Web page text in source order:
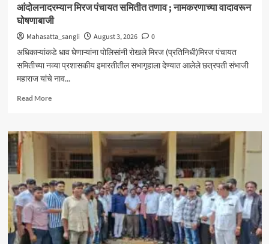
आंदोलनादरम्यान मिरज पंचायत समितीत तणाव ; नामकरणाच्या वादावरून
घोषणाबाजी
Mahasatta_sangli August 3, 2026
0
अधिकाऱ्यांकडे धाव घेणाऱ्यांना पोलिसांनी रोखले मिरज (प्रतिनिधी)मिरज पंचायत
समितीच्या नव्या प्रशासकीय इमारतीतील सभागृहाला देण्यात आलेले छत्रपती संभाजी
महाराज यांचे नाव...
Read MoreRead
आंदोलनादरम्यान
पंचायत
समितीत
तणाव
;
नामकरणाच्या
वादावरून
घोषणाबाजी